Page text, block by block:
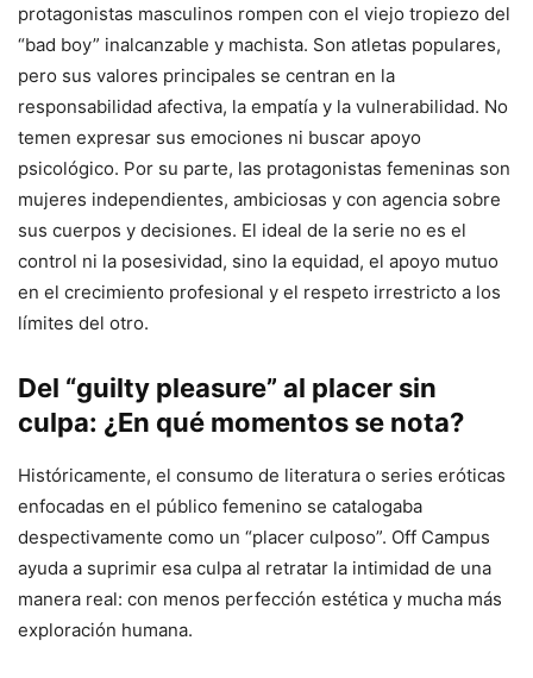
protagonistas masculinos rompen con el viejo tropiezo del
“bad boy” inalcanzable y machista. Son atletas populares,
pero sus valores principales se centran en la
responsabilidad afectiva, la empatía y la vulnerabilidad. No
temen expresar sus emociones ni buscar apoyo
psicológico. Por su parte, las protagonistas femeninas son
mujeres independientes, ambiciosas y con agencia sobre
sus cuerpos y decisiones. El ideal de la serie no es el
control ni la posesividad, sino la equidad, el apoyo mutuo
en el crecimiento profesional y el respeto irrestricto a los
límites del otro.
Del “guilty pleasure” al placer sin
culpa: ¿En qué momentos se nota?
Históricamente, el consumo de literatura o series eróticas
enfocadas en el público femenino se catalogaba
despectivamente como un “placer culposo”. Off Campus
ayuda a suprimir esa culpa al retratar la intimidad de una
manera real: con menos perfección estética y mucha más
exploración humana.